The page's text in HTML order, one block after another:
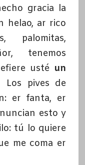
gracia la
helao, ar rico
palomitas,
tenemos
usté un
Los pives de
er fanta, er
esto y
tú lo quiere
me coma er